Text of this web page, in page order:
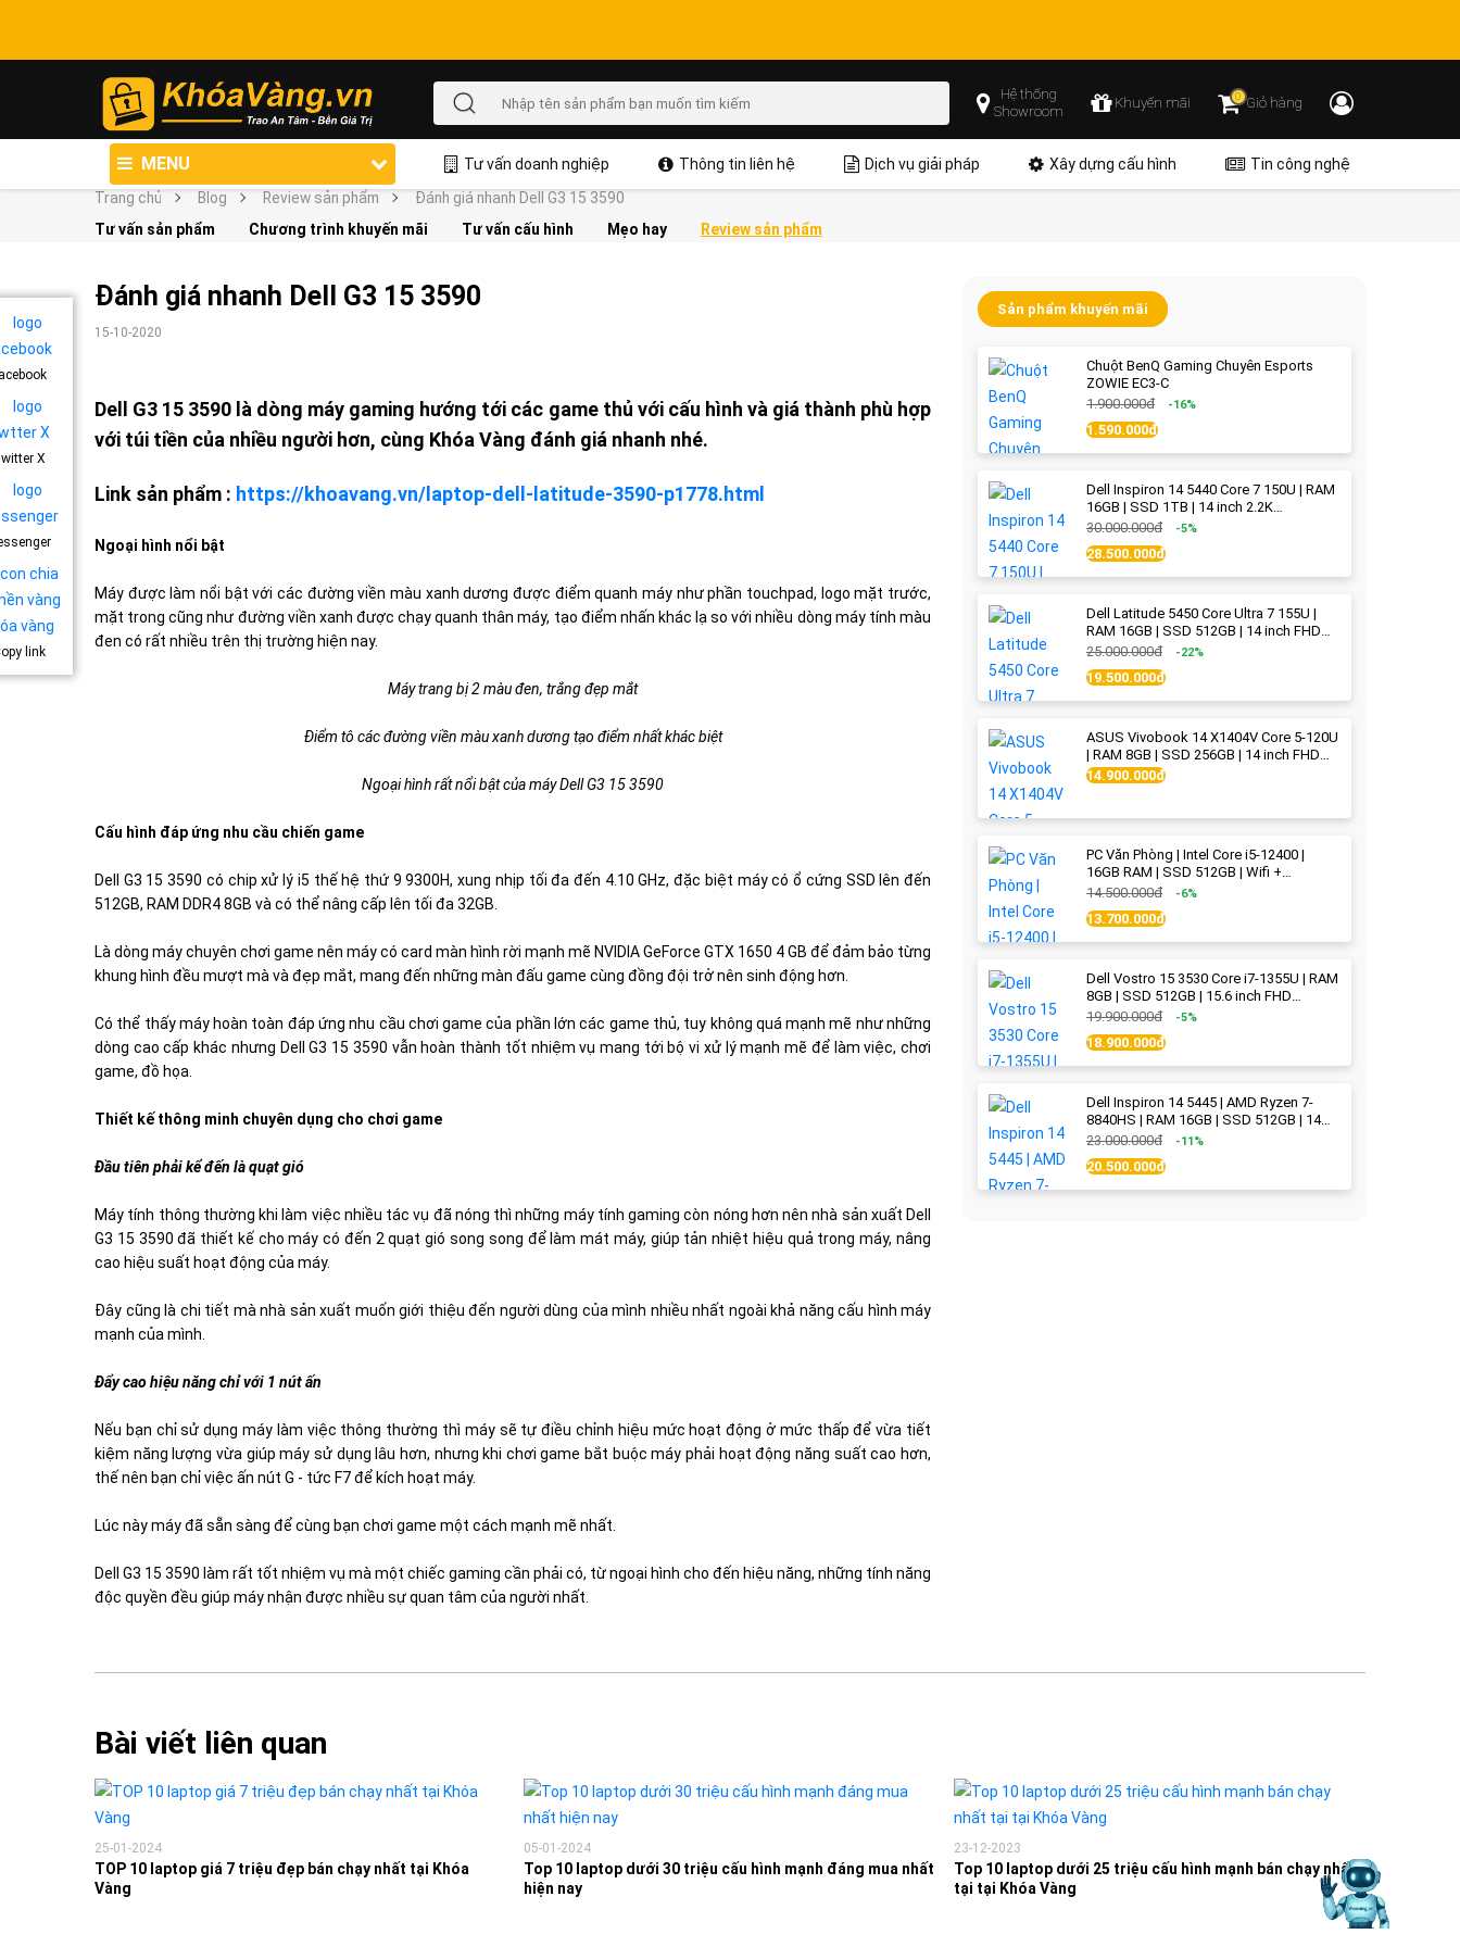
Hệ thống
Showroom
Khuyến mãi 0Giỏ hàng
MENU Tư vấn doanh nghiệp Thông tin liên hệ Dịch vụ giải pháp Xây dựng cấu hình
Tin công nghệ
Trang chủ
Blog Review sản phẩm
Đánh giá nhanh Dell G3 15 3590
Tư vấn sản phẩm
Chương trình khuyến mãi Tư vấn cấu hình Mẹo hay Review sản phẩm
X
link
Đánh giá nhanh Dell G3 15 3590
15-10-2020
Dell G3 15 3590 là dòng máy gaming hướng tới các game thủ với cấu hình và giá thành phù hợp
với túi tiền của nhiều người hơn, cùng Khóa Vàng đánh giá nhanh nhé.
Link sản phẩm : https://khoavang.vn/laptop-dell-latitude-3590-p1778.html
Ngoại hình nổi bật
Máy được làm nổi bật với các đường viền màu xanh dương được điểm quanh máy như phần touchpad, logo mặt trước,
mặt trong cũng như đường viền xanh được chạy quanh thân máy, tạo điểm nhấn khác lạ so với nhiều dòng máy tính màu
đen có rất nhiều trên thị trường hiện nay.
Máy trang bị 2 màu đen, trắng đẹp mắt
Điểm tô các đường viền màu xanh dương tạo điểm nhất khác biệt
Ngoại hình rất nổi bật của máy Dell G3 15 3590
Cấu hình đáp ứng nhu cầu chiến game
Dell G3 15 3590 có chip xử lý i5 thế hệ thứ 9 9300H, xung nhịp tối đa đến 4.10 GHz, đặc biệt máy có ổ cứng SSD lên đến
512GB, RAM DDR4 8GB và có thể nâng cấp lên tối đa 32GB.
Là dòng máy chuyên chơi game nên máy có card màn hình rời mạnh mẽ NVIDIA GeForce GTX 1650 4 GB để đảm bảo từng
khung hình đều mượt mà và đẹp mắt, mang đến những màn đấu game cùng đồng đội trở nên sinh động hơn.
Có thể thấy máy hoàn toàn đáp ứng nhu cầu chơi game của phần lớn các game thủ, tuy không quá mạnh mẽ như những
dòng cao cấp khác nhưng Dell G3 15 3590 vẫn hoàn thành tốt nhiệm vụ mang tới bộ vi xử lý mạnh mẽ để làm việc, chơi
game, đồ họa.
Thiết kế thông minh chuyên dụng cho chơi game
Đầu tiên phải kể đến là quạt gió
Máy tính thông thường khi làm việc nhiều tác vụ đã nóng thì những máy tính gaming còn nóng hơn nên nhà sản xuất Dell
G3 15 3590 đã thiết kế cho máy có đến 2 quạt gió song song để làm mát máy, giúp tản nhiệt hiệu quả trong máy, nâng
cao hiệu suất hoạt động của máy.
Đây cũng là chi tiết mà nhà sản xuất muốn giới thiệu đến người dùng của mình nhiều nhất ngoài khả năng cấu hình máy
mạnh của mình.
Đẩy cao hiệu năng chỉ với 1 nút ấn
Nếu bạn chỉ sử dụng máy làm việc thông thường thì máy sẽ tự điều chỉnh hiệu mức hoạt động ở mức thấp để vừa tiết
kiệm năng lượng vừa giúp máy sử dụng lâu hơn, nhưng khi chơi game bắt buộc máy phải hoạt động năng suất cao hơn,
thế nên bạn chỉ việc ấn nút G - tức F7 để kích hoạt máy.
Lúc này máy đã sẵn sàng để cùng bạn chơi game một cách mạnh mẽ nhất.
Dell G3 15 3590 làm rất tốt nhiệm vụ mà một chiếc gaming cần phải có, từ ngoại hình cho đến hiệu năng, những tính năng
độc quyền đều giúp máy nhận được nhiều sự quan tâm của người nhất.
Sản phẩm khuyến mãi
Chuột BenQ Gaming Chuyên Esports
ZOWIE EC3-C
1.900.000đ
-16%
1.590.000đ
Dell Inspiron 14 5440 Core 7 150U | RAM
16GB | SSD 1TB | 14 inch 2.2K
(2240x1400) IPS | Ice Blue - New Fullbox
30.000.000đ -5%
28.500.000đ
Dell Latitude 5450 Core Ultra 7 155U |
RAM 16GB | SSD 512GB | 14 inch FHD
(1920x1080) IPS Like new
25.000.000đ -22%
19.500.000đ
ASUS Vivobook 14 X1404V Core 5-120U
| RAM 8GB | SSD 256GB | 14 inch FHD
(1920x1080) | Quiet Blue - New Fullbox
14.900.000đ
PC Văn Phòng | Intel Core i5-12400 |
16GB RAM | SSD 512GB | Wifi +
Bluetooth
14.500.000đ -6%
13.700.000đ
Dell Vostro 15 3530 Core i7-1355U | RAM
8GB | SSD 512GB | 15.6 inch FHD
(1920x1080) 120Hz WVA | Black | New
19.900.000đ -5%
18.900.000đ
Dell Inspiron 14 5445 | AMD Ryzen 7-
8840HS | RAM 16GB | SSD 512GB | 14
inch 2.2K (2240x1400) IPS 300nits | Ice
23.000.000đ -11%
20.500.000đ
Bài viết liên quan
25-01-2024
TOP 10 laptop giá 7 triệu đẹp bán chạy nhất tại Khóa
Vàng
05-01-2024
Top 10 laptop dưới 30 triệu cấu hình mạnh đáng mua nhất
hiện nay
23-12-2023
Top 10 laptop dưới 25 triệu cấu hình mạnh bán chạy nhất
tại tại Khóa Vàng